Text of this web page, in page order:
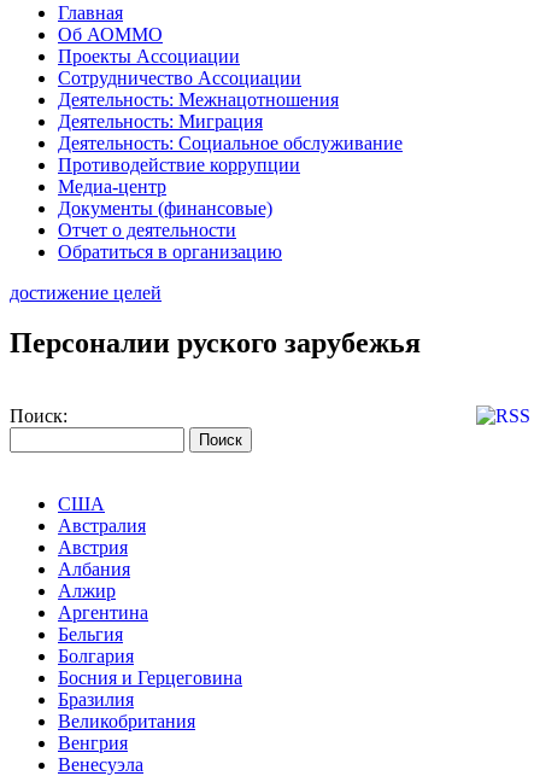
Главная
Об АОММО
Проекты Ассоциации
Сотрудничество Ассоциации
Деятельность: Межнацотношения
Деятельность: Миграция
Деятельность: Социальное обслуживание
Противодействие коррупции
Медиа-центр
Документы (финансовые)
Отчет о деятельности
Обратиться в организацию
достижение целей
Персоналии руского зарубежья
Поиск:
США
Австралия
Австрия
Албания
Алжир
Аргентина
Бельгия
Болгария
Босния и Герцеговина
Бразилия
Великобритания
Венгрия
Венесуэла